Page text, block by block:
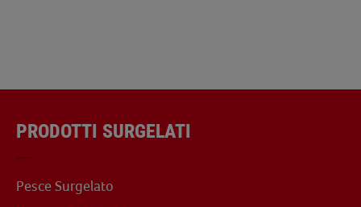
PRODOTTI SURGELATI
Pesce Surgelato